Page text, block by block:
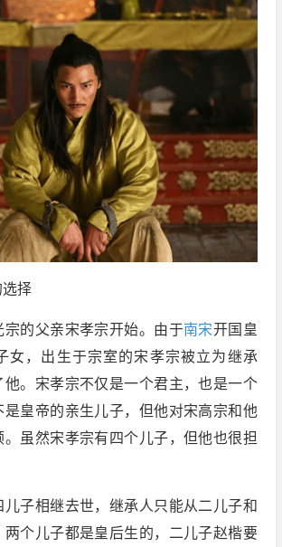
择
宗的父亲宋孝宗开始。由于南宋开国皇
女，出生于宗室的宋孝宗被立为继承
他。宋孝宗不仅是一个君主，也是一个
是皇帝的亲生儿子，但他对宋高宗和他
。虽然宋孝宗有四个儿子，但他也很担
儿子相继去世，继承人只能从二儿子和
两个儿子都是皇后生的，二儿子赵楷要